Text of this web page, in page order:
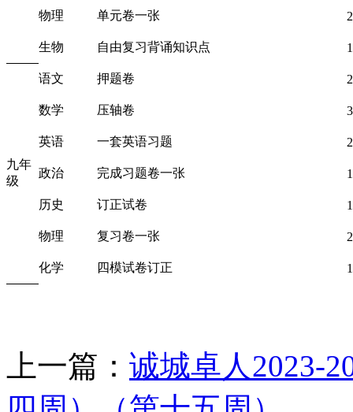
物理 单元卷一张
生物 自由复习背诵知识点
九年
级
语文 押题卷
数学 压轴卷
英语 一套英语习题
政治 完成习题卷一张
历史 订正试卷
物理 复习卷一张
化学 四模试卷订正
上一篇： 诚城卓人2023-